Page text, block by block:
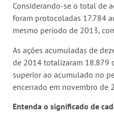
Considerando-se o total de
foram protocoladas 17.784
mesmo período de 2013,
As ações acumuladas de
de 2014 totalizaram 18.879
superior ao acumulado no
encerrado em novembro de
Entenda o significado de